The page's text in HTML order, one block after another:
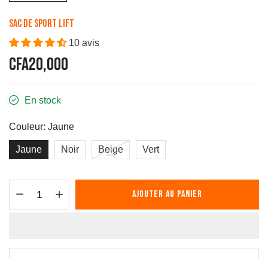
Sac de sport Lift
10 avis
CFA20,000
En stock
Couleur: Jaune
Jaune Noir Beige Vert
AJOUTER AU PANIER